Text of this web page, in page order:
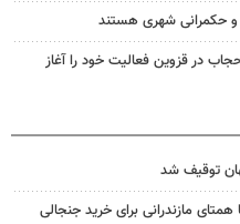
و حکمرانی شهری هستند
در قزوین فعالیت خود را آغاز
مازندرانی برای خرید جنجالی